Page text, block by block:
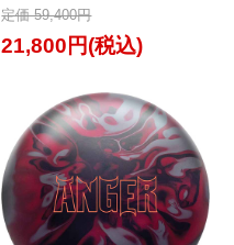
定価 59,400円
21,800円(税込)